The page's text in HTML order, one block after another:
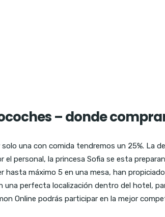
– donde
una con comida tendremos un 25%. La
personal, la princesa Sofia se esta
máximo 5 en una mesa, han
perfecta localización dentro del hotel,
Online podrás participar en la mejor